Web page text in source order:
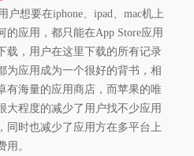
想要在iphone、ipad、mac机上
的应用，都只能在App Store应用
载，用户在这里下载的所有记录
为应用成为一个很好的背书，相
有海量的应用商店，而苹果的唯
大程度的减少了用户找不少应用
同时也减少了应用方在多平台上
用。